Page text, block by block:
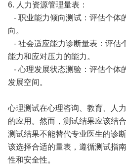
6. 人力资源管理量表：
- 职业能力倾向测试：评估个体
向。
- 社会适应能力诊断量表：评估
能力和应对压力的能力。
- 心理发展状态测验：评估个体
发展空间。
心理测试在心理咨询、教育、人
的应用。然而，测试结果应该结
测试结果不能替代专业医生的诊
该选择合适的量表，遵循测试指
性和安全性。